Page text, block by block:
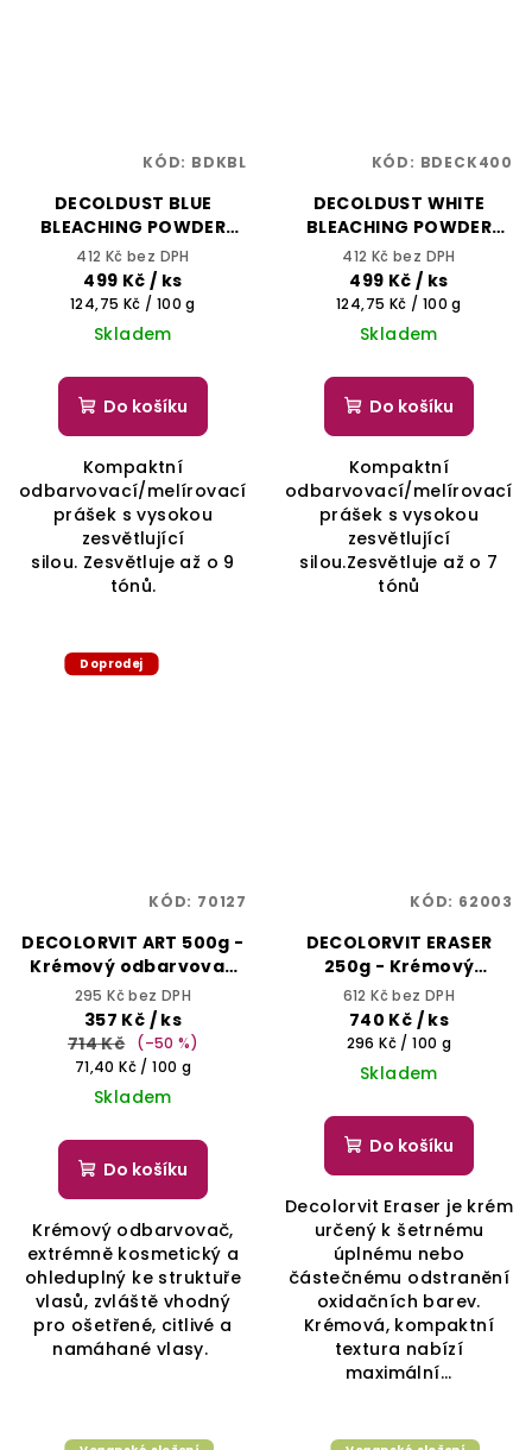
DECOLDUST BLUE
BLEACHING POWDER
400g - Kompaktní
odbarvovací/melírovací
prášek s vysokou
zesvětlující silou -
BHEYSÉ
412 Kč bez DPH
499 Kč / ks
Měrná
cena:
124,75 Kč / 100 g
Skladem
Do košíku
Kompaktní
odbarvovací/melírovací
prášek s vysokou
zesvětlující
silou. Zesvětluje až o 9
tónů.
KÓD: BDKBL
DECOLDUST WHITE
BLEACHING POWDER
400g - Kompaktní
odbarvovací/melírovací
prášek s vysokou
zesvětlující silou -
BHEYSÉ
412 Kč bez DPH
499 Kč / ks
Měrná
cena:
124,75 Kč / 100 g
Skladem
Do košíku
Kompaktní
odbarvovací/melírovací
prášek s vysokou
zesvětlující
silou.Zesvětluje až o 7
tónů
KÓD: BDECK400
Doprodej
DECOLORVIT ART 500g -
Krémový odbarvovač
pro ošetřené, citlivé a
namáhané vlasy
295 Kč bez DPH
357 Kč / ks
714 Kč
(–50 %)
Měrná
cena:
71,40 Kč / 100 g
Skladem
Do košíku
Krémový odbarvovač,
extrémně kosmetický a
ohleduplný ke struktuře
vlasů, zvláště vhodný
pro ošetřené, citlivé a
namáhané vlasy.
KÓD: 70127
DECOLORVIT ERASER
250g - Krémový
přípravek pro čištění a
odstranění
nežádoucích barev a
lehké zesvětlení až o 3
tóny
612 Kč bez DPH
740 Kč / ks
Měrná
cena:
296 Kč / 100 g
Skladem
Do košíku
Decolorvit Eraser je krém
určený k šetrnému
úplnému nebo
částečnému odstranění
oxidačních barev.
Krémová, kompaktní
textura nabízí
maximální...
KÓD: 62003